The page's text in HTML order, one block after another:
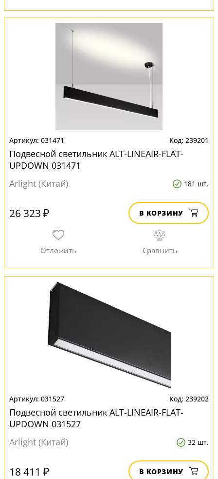
031471 239201
Подвесной светильник ALT-LINEAIR-FLAT-
UPDOWN 031471
Arlight (Китай)
181 шт.
26 323 ₽ В КОРЗИНУ
031527 239202
Подвесной светильник ALT-LINEAIR-FLAT-
UPDOWN 031527
Arlight (Китай)
32 шт.
18 411 ₽ В КОРЗИНУ